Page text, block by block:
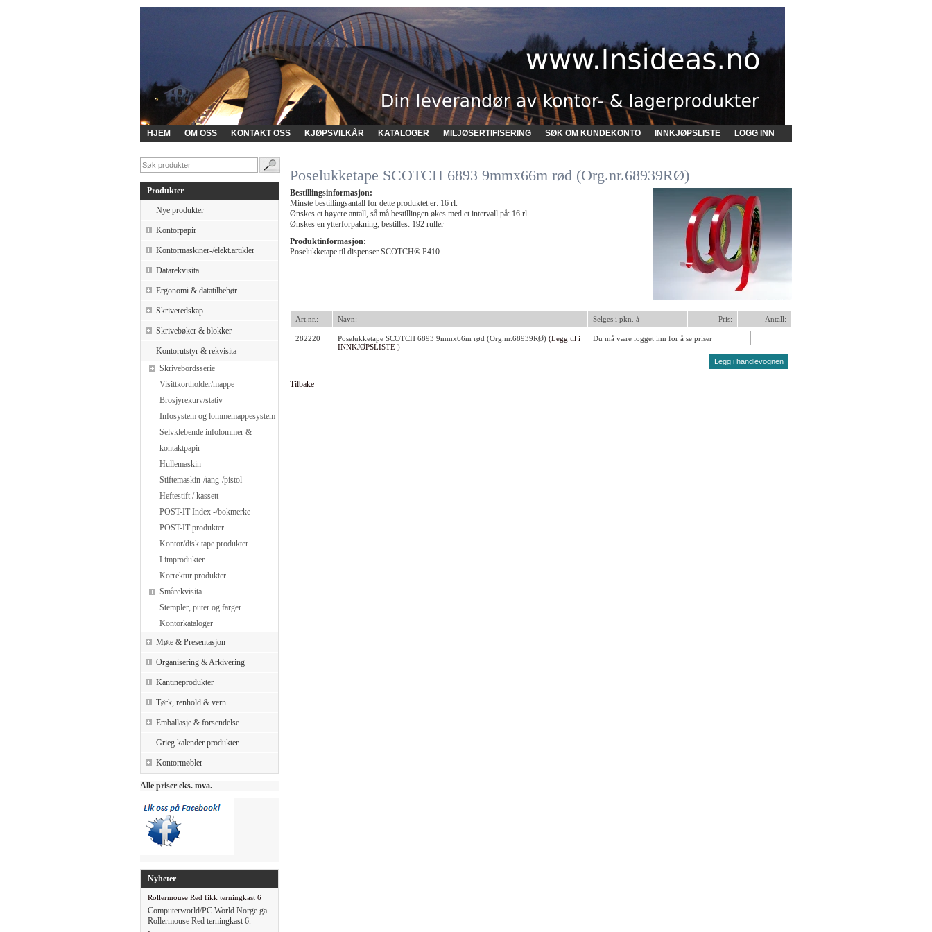
HJEM OM OSS KONTAKT OSS KJØPSVILKÅR KATALOGER MILJØSERTIFISERING SØK OM KUNDEKONTO INNKJØPSLISTE LOGG INN
Produkter
Nye produkter
Kontorpapir
Kontormaskiner-/elekt.artikler
Datarekvisita
Ergonomi & datatilbehør
Skriveredskap
Skrivebøker & blokker
Kontorutstyr & rekvisita
Skrivebordsserie
Visittkortholder/mappe
Brosjyrekurv/stativ
Infosystem og lommemappesystem
Selvklebende infolommer &
kontaktpapir
Hullemaskin
Stiftemaskin-/tang-/pistol
Heftestift / kassett
POST-IT Index -/bokmerke
POST-IT produkter
Kontor/disk tape produkter
Limprodukter
Korrektur produkter
Smårekvisita
Stempler, puter og farger
Kontorkataloger
Møte & Presentasjon
Organisering & Arkivering
Kantineprodukter
Tørk, renhold & vern
Emballasje & forsendelse
Grieg kalender produkter
Kontormøbler
Alle priser eks. mva.
Nyheter
Rollermouse Red fikk terningkast 6
Computerworld/PC World Norge ga
Rollermouse Red terningkast 6.
Poselukketape SCOTCH 6893 9mmx66m rød (Org.nr.68939RØ)
Bestillingsinformasjon:
Minste bestillingsantall for dette produktet er: 16 rl.
Ønskes et høyere antall, så må bestillingen økes med et intervall på: 16 rl.
Ønskes en ytterforpakning, bestilles: 192 ruller
Produktinformasjon:
Poselukketape til dispenser SCOTCH® P410.
Art.nr.: Navn: Selges i pkn. à Pris: Antall:
282220 Poselukketape SCOTCH 6893 9mmx66m rød (Org.nr.68939RØ) (Legg til i
INNKJØPSLISTE )
Du må være logget inn for å se priser
Tilbake